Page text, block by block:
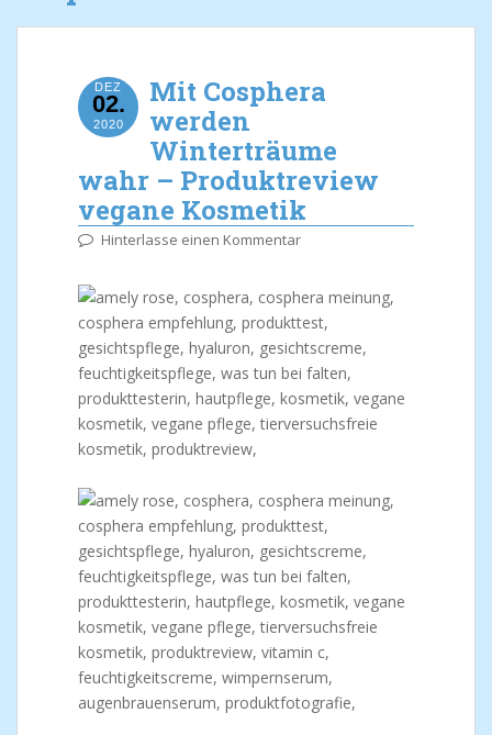
DEZ
02.
2020
Mit Cosphera
werden
Winterträume
wahr – Produktreview
vegane Kosmetik
Hinterlasse einen Kommentar